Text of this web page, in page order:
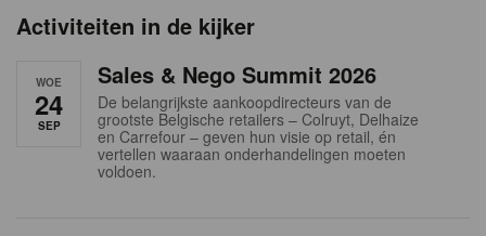
nActiviteiten in de kijker
WOE
24
SEP
Sales & Nego Summit 2026
De belangrijkste aankoopdirecteurs van de
grootste Belgische retailers – Colruyt, Delhaize
en Carrefour – geven hun visie op retail, én
vertellen waaraan onderhandelingen moeten
voldoen.